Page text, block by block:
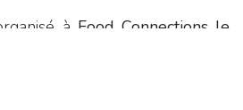
à Food Connections le